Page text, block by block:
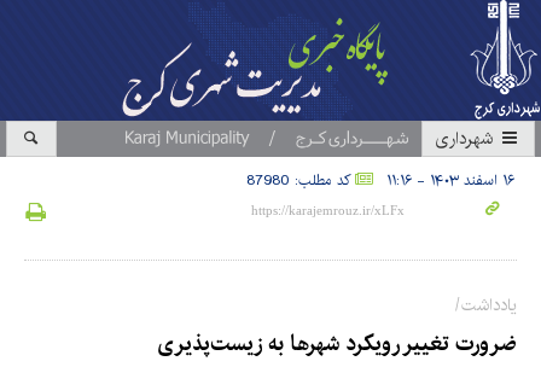
شهرداری
۱۶ اسفند ۱۴۰۳ - ۱۱:۱۶ کد مطلب: 87980
یادداشت/
ضرورت تغییر رویکرد شهرها به زیست‌پذیری